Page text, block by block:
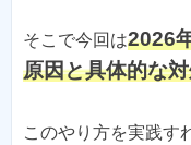
そこで今回は2026
原因と具体的な
このやり方を実践す